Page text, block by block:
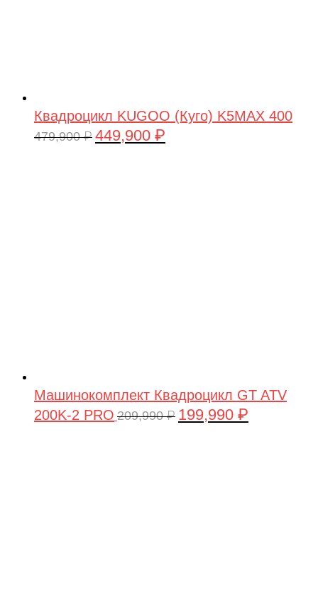
Квадроцикл KUGOO (Куго) K5MAX 400
479,900₽ Первоначальная
449,900 ₽
Машинокомплект Квадроцикл GT ATV
200K-2 PRO 209,990₽ Первоначальная
199,990 ₽